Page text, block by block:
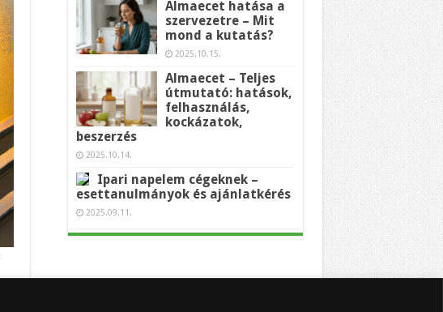
Almaecet hatása a
szervezetre – Mit
mond a kutatás?
2025.10.15.
Almaecet – Teljes
útmutató: hatások,
felhasználás,
kockázatok,
beszerzés
2025.10.14.
Ipari napelem cégeknek –
esettanulmányok és ajánlatkérés
2025.09.11.